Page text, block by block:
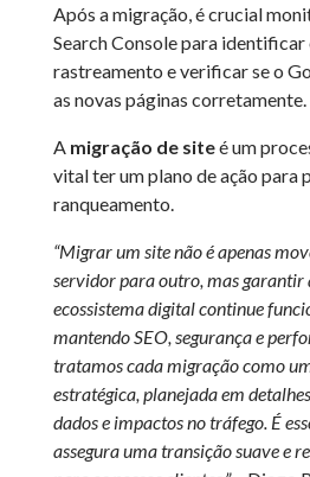
Após a migração, é crucial
Search Console para identificar
rastreamento e verificar se o
as novas páginas corretamente.
A migração de siteé um
vital ter um plano de ação para
ranqueamento.
“Migrar um site não é apenas
servidor para outro, mas garantir
ecossistema digital continue
mantendo SEO, segurança e
tratamos cada migração como
estratégica, planejada em
dados e impactos no tráfego. É
assegura uma transição suave e